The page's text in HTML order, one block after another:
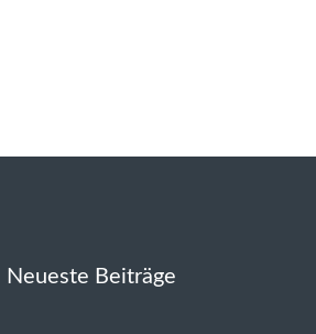
Neueste Beiträge